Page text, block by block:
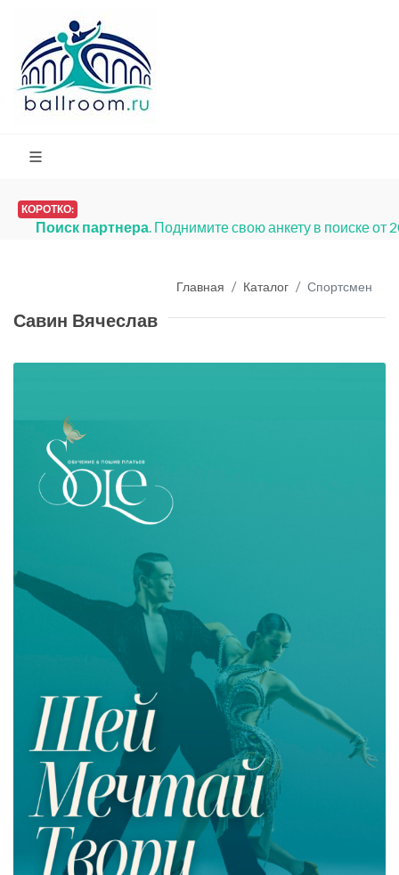
КОРОТКО:
Поиск партнера. Поднимите свою анкету в поиске от
Главная Каталог Спортсмен
Савин Вячеслав